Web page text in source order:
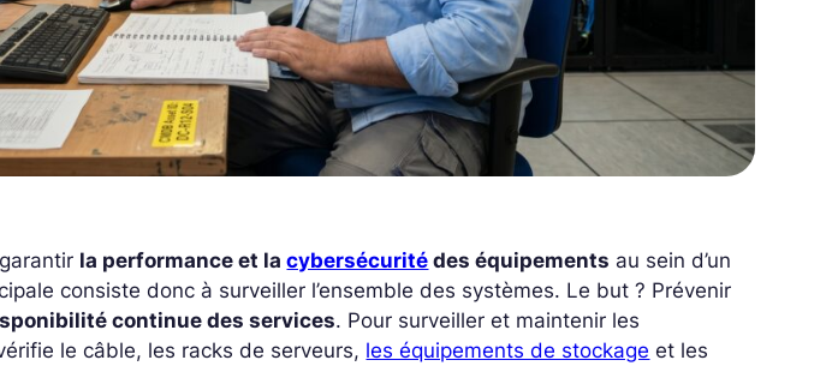
la performance et lacybersécurité des équipements au sein d’un
consiste donc à surveiller l’ensemble des systèmes. Le but ? Prévenir
continue des services. Pour surveiller et maintenir les
le câble, les racks de serveurs, les équipements de stockage et les